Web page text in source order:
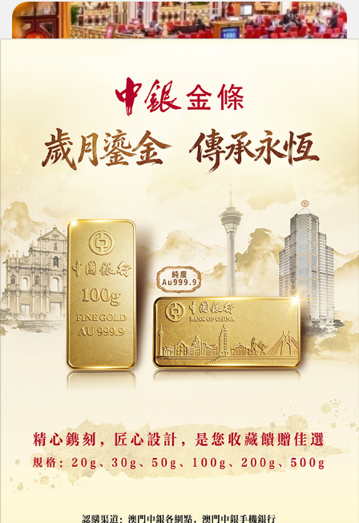
里昂：內地客赴澳博彩意欲升溫
博彩預算創三年新高
06/07/2026 12848